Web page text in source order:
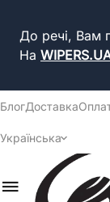
До речі, Вам
На
БлогДоставка
Українська